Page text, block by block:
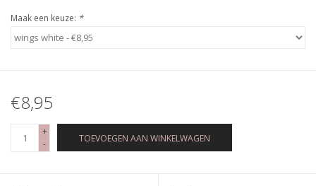
Maak een keuze: *
€8,95
+
-
TOEVOEGEN AAN WINKELWAGEN